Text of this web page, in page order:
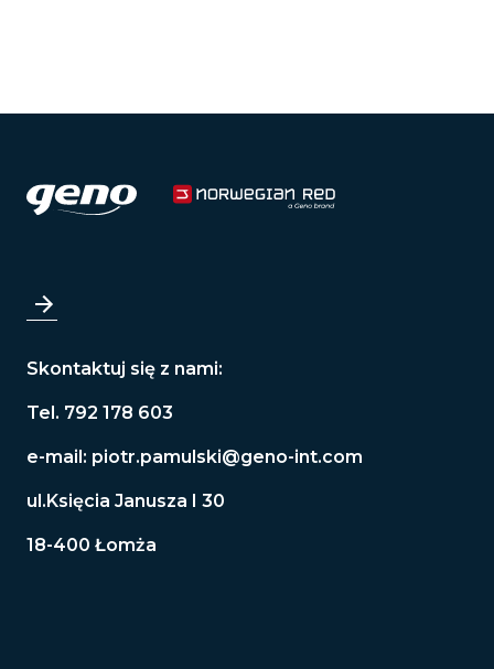
Skontaktuj się z nami:
Tel. 792 178 603
e-mail: piotr.pamulski@geno-int.com
ul.Księcia Janusza I 30
18-400 Łomża